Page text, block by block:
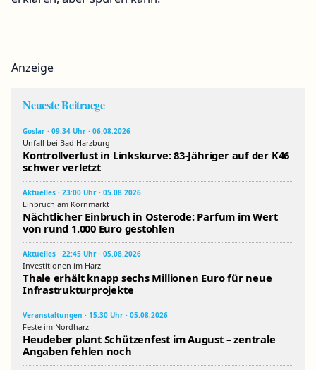
Anzeige
Neueste Beitraege
Goslar · 09:34 Uhr · 06.08.2026
Unfall bei Bad Harzburg
Kontrollverlust in Linkskurve: 83-Jähriger auf der K46
schwer verletzt
Aktuelles · 23:00 Uhr · 05.08.2026
Einbruch am Kornmarkt
Nächtlicher Einbruch in Osterode: Parfum im Wert
von rund 1.000 Euro gestohlen
Aktuelles · 22:45 Uhr · 05.08.2026
Investitionen im Harz
Thale erhält knapp sechs Millionen Euro für neue
Infrastrukturprojekte
Veranstaltungen · 15:30 Uhr · 05.08.2026
Feste im Nordharz
Heudeber plant Schützenfest im August – zentrale
Angaben fehlen noch